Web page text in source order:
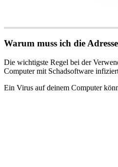
Warum muss ich die
Die wichtigste Regel bei der
Computer mit Schadsoftware
Ein Virus auf deinem Computer